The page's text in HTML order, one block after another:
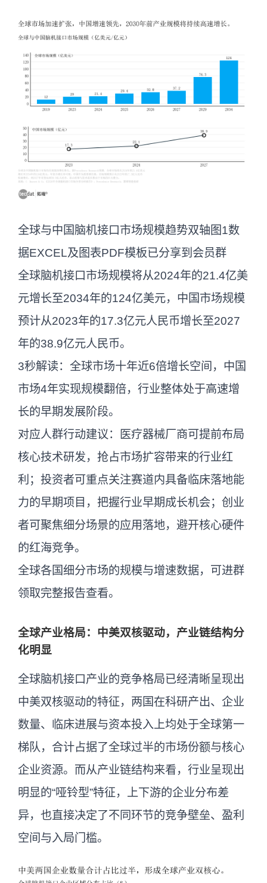
全球与中国脑机接口市场规模趋势双轴图1数
据EXCEL及图表PDF模板已分享到会员群
全球脑机接口市场规模将从2024年的21.4亿美
元增长至2034年的124亿美元，中国市场规模
预计从2023年的17.3亿元人民币增长至2027
年的38.9亿元人民币。
3秒解读：全球市场十年近6倍增长空间，中国
市场4年实现规模翻倍，行业整体处于高速增
长的早期发展阶段。
对应人群行动建议：医疗器械厂商可提前布局
核心技术研发，抢占市场扩容带来的行业红
利；投资者可重点关注赛道内具备临床落地能
力的早期项目，把握行业早期成长机会；创业
者可聚焦细分场景的应用落地，避开核心硬件
的红海竞争。
全球各国细分市场的规模与增速数据，可进群
领取完整报告查看。
全球产业格局：中美双核驱动，产业链结构分
化明显
全球脑机接口产业的竞争格局已经清晰呈现出
中美双核驱动的特征，两国在科研产出、企业
数量、临床进展与资本投入上均处于全球第一
梯队，合计占据了全球过半的市场份额与核心
企业资源。而从产业链结构来看，行业呈现出
明显的“哑铃型”特征，上下游的企业分布差
异，也直接决定了不同环节的竞争壁垒、盈利
空间与入局门槛。